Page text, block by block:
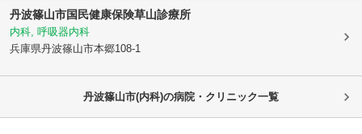
丹波篠山市国民健康保険草山診療所
内科, 呼吸器内科
兵庫県丹波篠山市本郷108-1
丹波篠山市(内科)の病院・クリニック一覧